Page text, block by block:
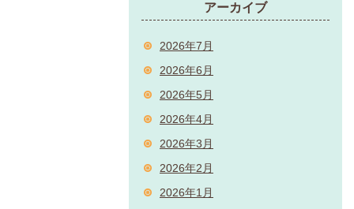
アーカイブ
2026年7月
2026年6月
2026年5月
2026年4月
2026年3月
2026年2月
2026年1月